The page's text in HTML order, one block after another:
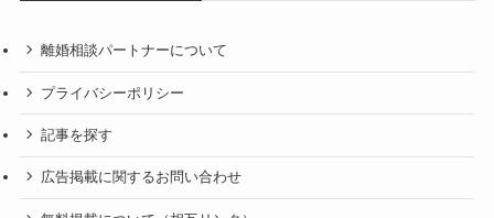
離婚相談パートナーについて
プライバシーポリシー
記事を探す
広告掲載に関するお問い合わせ